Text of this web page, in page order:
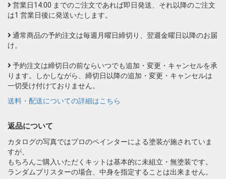
営業日14:00 までのご注文であれば即日発送、それ以降のご注文
は1 営業日後に発送いたします。
通常商品の予約注文は毎週月曜日締切り、翌週金曜日以降のお届
け。
予約注文は締切日の前ならいつでも追加・変更・キャンセルを承
ります。しかしながら、締切日以降の追加・変更・キャンセルは
一切受け付けておりません。
送料・配送についての詳細はこちら
返品について
カタログの写真ではプロのペインターによる塗装が施されていま
すが、
もちろんご購入いただくキットは基本的に未組立・無塗装です。
ランダムブリスターの場合、中身を指定することは出来ません。